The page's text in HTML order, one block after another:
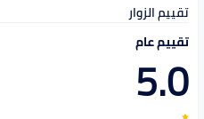
تقييم الزوار
تقييم عام
5.0